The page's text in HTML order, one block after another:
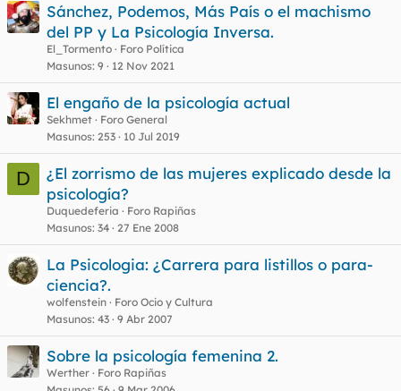
Sánchez, Podemos, Más País o el machismo
del PP y La Psicología Inversa.
El_Tormento
Foro Política
Masunos 9 12 Nov 2021
El engaño de la psicología actual
Sekhmet
Foro General
Masunos 253 10 Jul 2019
D
¿El zorrismo de las mujeres explicado desde la
psicología?
Duquedeferia
Foro Rapiñas
Masunos 34 27 Ene 2008
La Psicologia: ¿Carrera para listillos o para-
ciencia?.
wolfenstein
Foro Ocio y Cultura
Masunos 43 9 Abr 2007
Sobre la psicología femenina 2.
Werther
Foro Rapiñas